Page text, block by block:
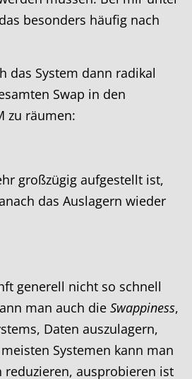
besonders häufig nach
das System dann radikal
Swap in den
zu räumen:
großzügig aufgestellt ist,
das Auslagern wieder
generell nicht so schnell
man auch die Swappiness,
Daten auszulagern,
Systemen kann man
ausprobieren ist